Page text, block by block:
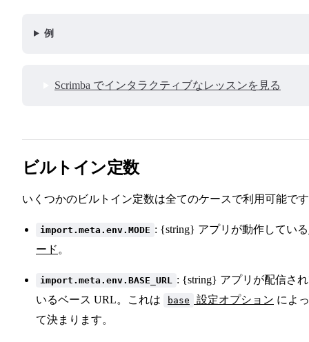
例
Scrimba でインタラクティブなレッスンを見る
ビルトイン定数
いくつかのビルトイン定数は全てのケースで利用可能で
import.meta.env.MODE : {string} アプリが動作している
ード 。
import.meta.env.BASE_URL : {string} アプリが配信さ
いるベース URL。これは
base 設定オプション によっ
て決まります。